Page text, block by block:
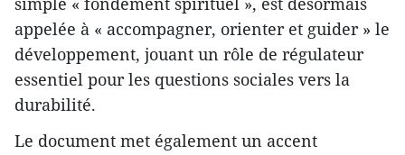
appelée à « accompagner, orienter et guider » le
développement, jouant un rôle de régulateur
essentiel pour les questions sociales vers la
durabilité.
Le document met également un accent